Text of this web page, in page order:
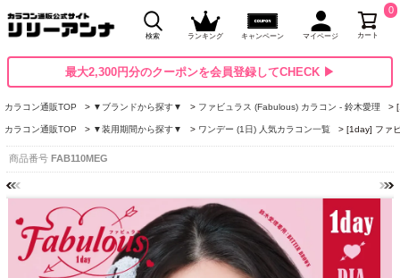
検索 ランキング キャンペーン マイページ カート
0
最大2,300円分のクーポンを会員登録してCHECK ▶
カラコン通販TOP ▼ブランドから探す▼ ファビュラス (Fabulous) カラコン - 鈴木愛理
カラコン通販TOP ▼装用期間から探す▼ ワンデー (1日) 人気カラコン一覧 [1day] ファ
商品番号 FAB110MEG